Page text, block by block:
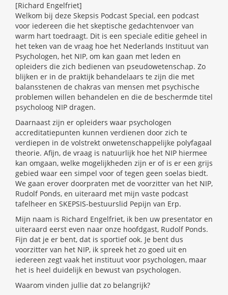
[Richard Engelfriet]
Welkom bij deze Skepsis Podcast Special, een podcast
voor iedereen die het skeptische gedachtenvoer van
warm hart toedraagt. Dit is een speciale editie geheel in
het teken van de vraag hoe het Nederlands Instituut van
Psychologen, het NIP, om kan gaan met leden en
opleiders die zich bedienen van pseudowetenschap. Zo
blijken er in de praktijk behandelaars te zijn die met
balansstenen de chakras van mensen met psychische
problemen willen behandelen en die de beschermde titel
psycholoog NIP dragen.
Daarnaast zijn er opleiders waar psychologen
accreditatiepunten kunnen verdienen door zich te
verdiepen in de volstrekt onwetenschappelijke polyfagaal
theorie. Afijn, de vraag is natuurlijk hoe het NIP hiermee
kan omgaan, welke mogelijkheden zijn er of is er een grijs
gebied waar een simpel voor of tegen geen soelas biedt.
We gaan erover doorpraten met de voorzitter van het NIP,
Rudolf Ponds, en uiteraard met mijn vaste podcast
tafelheer en SKEPSIS-bestuurslid Pepijn van Erp.
Mijn naam is Richard Engelfriet, ik ben uw presentator en
uiteraard eerst even naar onze hoofdgast, Rudolf Ponds.
Fijn dat je er bent, dat is sportief ook. Je bent dus
voorzitter van het NIP, ik spreek het zo goed uit en
iedereen zegt vaak het instituut voor psychologen, maar
het is heel duidelijk en bewust van psychologen.
Waarom vinden jullie dat zo belangrijk?